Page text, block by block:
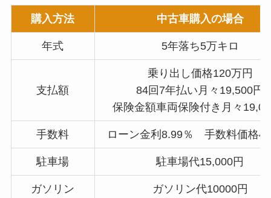
購入方法 中古車購入の場合
年式 5年落ち5万キロ
支払額
乗り出し価格120万円
84回7年払い月々19,500円
保険金額車両保険付き月々
手数料 ローン金利8.99％ 手数料価格
駐車場 駐車場代15,000円
ガソリン ガソリン代10000円